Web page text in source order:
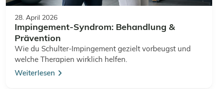
28. April 2026
Impingement-Syndrom: Behandlung &
Prävention
Wie du Schulter-Impingement gezielt vorbeugst und
welche Therapien wirklich helfen.
Weiterlesen